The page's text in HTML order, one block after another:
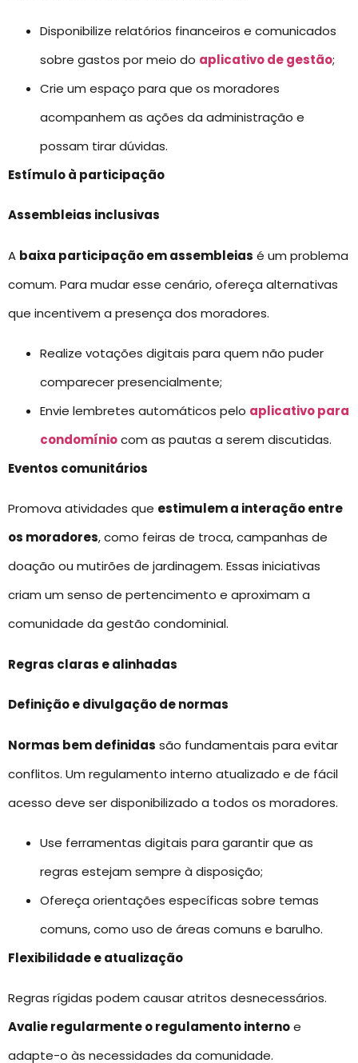
Disponibilize relatórios financeiros e comunicados
sobre gastos por meio do aplicativo de gestão;
Crie um espaço para que os moradores
acompanhem as ações da administração e
possam tirar dúvidas.
Estímulo à participação
Assembleias inclusivas
A baixa participação em assembleias é um problema
comum. Para mudar esse cenário, ofereça alternativas
que incentivem a presença dos moradores.
Realize votações digitais para quem não puder
comparecer presencialmente;
Envie lembretes automáticos pelo aplicativo para
condomíniocom as pautas a serem discutidas.
Eventos comunitários
Promova atividades que estimulem a interação entre
os moradores, como feiras de troca, campanhas de
doação ou mutirões de jardinagem. Essas iniciativas
criam um senso de pertencimento e aproximam a
comunidade da gestão condominial.
Regras claras e alinhadas
Definição e divulgação de normas
Normas bem definidas são fundamentais para evitar
conflitos. Um regulamento interno atualizado e de fácil
acesso deve ser disponibilizado a todos os moradores.
Use ferramentas digitais para garantir que as
regras estejam sempre à disposição;
Ofereça orientações específicas sobre temas
comuns, como uso de áreas comuns e barulho.
Flexibilidade e atualização
Regras rígidas podem causar atritos desnecessários.
Avalie regularmente o regulamento internoe
adapte-o às necessidades da comunidade.